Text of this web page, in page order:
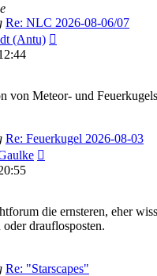
Re: NLC 2026-08-06/07
(Antu)
von Meteor- und
Re: Feuerkugel 2026-08-03
die ernsteren, eher
drauflosposten.
Re: "Starscapes"